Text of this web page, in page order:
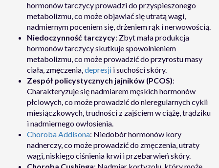
hormonów tarczycy prowadzi do przyspieszonego
metabolizmu, co może objawiać się utratą wagi,
nadmiernym poceniem się, drżeniem rąk i nerwowością.
Niedoczynność tarczycy: Zbyt mała produkcja
hormonów tarczycy skutkuje spowolnieniem
metabolizmu, co może prowadzić do przyrostu masy
ciała, zmęczenia,depresji i suchości skóry.
Zespół policystycznych jajników (PCOS):
Charakteryzuje się nadmiarem męskich hormonów
płciowych, co może prowadzić do nieregularnych cykli
miesiączkowych, trudności z zajściem w ciążę, trądziku
i nadmiernego owłosienia.
Choroba Addisona: Niedobór hormonów kory
nadnerczy, co może prowadzić do zmęczenia, utraty
wagi, niskiego ciśnienia krwi i przebarwień skóry.